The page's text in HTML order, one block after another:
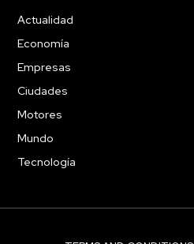
Actualidad
Economía
Empresas
Ciudades
Motores
Mundo
Tecnología